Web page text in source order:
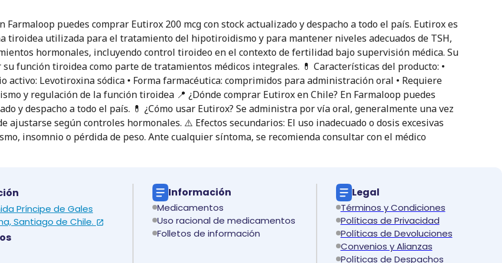
puedes comprar Eutirox 200 mcg con stock actualizado y despacho a todo el país. Eutirox es
tiroidea utilizada para el tratamiento del hipotiroidismo y para mantener niveles adecuados de TSH,
hormonales, incluyendo control tiroideo en el contexto de fertilidad bajo supervisión médica. Su
función tiroidea como parte de tratamientos médicos integrales. 💊 Características del producto: •
activo: Levotiroxina sódica • Forma farmacéutica: comprimidos para administración oral • Requiere
y regulación de la función tiroidea 📍 ¿Dónde comprar Eutirox en Chile? En Farmaloop puedes
y despacho a todo el país. 💊 ¿Cómo usar Eutirox? Se administra por vía oral, generalmente una vez
ajustarse según controles hormonales. ⚠️ Efectos secundarios: El uso inadecuado o dosis excesivas
insomnio o pérdida de peso. Ante cualquier síntoma, se recomienda consultar con el médico
Príncipe de Gales
Santiago de Chile.
Información
Medicamentos
Uso racional de medicamentos
Folletos de información
Legal
Términos y Condiciones
Políticas de Privacidad
Políticas de Devoluciones
Convenios y Alianzas
Políticas de Despachos